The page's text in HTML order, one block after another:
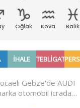
Oğlak Kova Balık